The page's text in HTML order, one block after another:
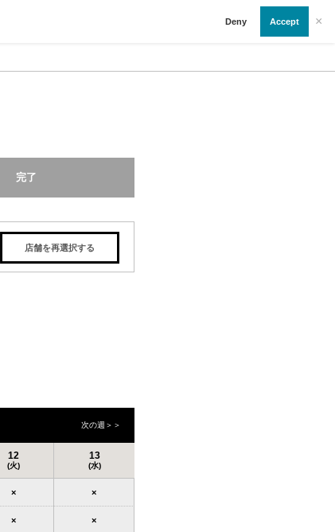
完了
店舗を再選択する
次の週＞＞
12
(火)
13
(水)
× ×
× ×
Deny Accept ×